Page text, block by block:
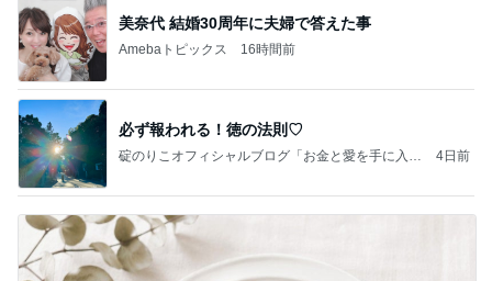
美奈代 結婚30周年に夫婦で答えた事
Amebaトピックス 16時間前
必ず報われる！徳の法則♡
碇のりこオフィシャルブログ「お金と愛を手に入れ
4日前